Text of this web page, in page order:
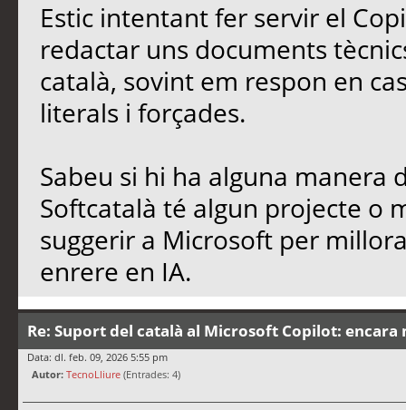
Estic intentant fer servir el
redactar uns documents
català, sovint em respon en
literals i forçades.
Sabeu si hi ha alguna manera
Softcatalà té algun projecte o
suggerir a Microsoft per
enrere en IA.
Re: Suport del català al Microsoft Copilot:
Data: dl. feb. 09, 2026 5:55 pm
Autor: TecnoLliure (Entrades: 4)